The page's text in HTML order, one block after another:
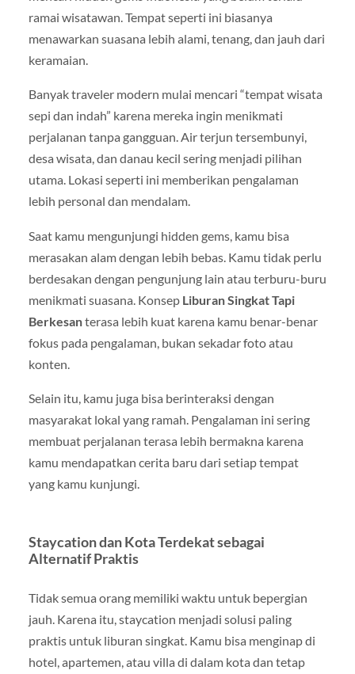
ramai wisatawan. Tempat seperti ini biasanya
menawarkan suasana lebih alami, tenang, dan jauh dari
keramaian.
Banyak traveler modern mulai mencari “tempat wisata
sepi dan indah” karena mereka ingin menikmati
perjalanan tanpa gangguan. Air terjun tersembunyi,
desa wisata, dan danau kecil sering menjadi pilihan
utama. Lokasi seperti ini memberikan pengalaman
lebih personal dan mendalam.
Saat kamu mengunjungi hidden gems, kamu bisa
merasakan alam dengan lebih bebas. Kamu tidak perlu
berdesakan dengan pengunjung lain atau terburu-buru
menikmati suasana. Konsep Liburan Singkat Tapi
Berkesanterasa lebih kuat karena kamu benar-benar
fokus pada pengalaman, bukan sekadar foto atau
konten.
Selain itu, kamu juga bisa berinteraksi dengan
masyarakat lokal yang ramah. Pengalaman ini sering
membuat perjalanan terasa lebih bermakna karena
kamu mendapatkan cerita baru dari setiap tempat
yang kamu kunjungi.
Staycation dan Kota Terdekat sebagai
Alternatif Praktis
Tidak semua orang memiliki waktu untuk bepergian
jauh. Karena itu, staycation menjadi solusi paling
praktis untuk liburan singkat. Kamu bisa menginap di
hotel, apartemen, atau villa di dalam kota dan tetap